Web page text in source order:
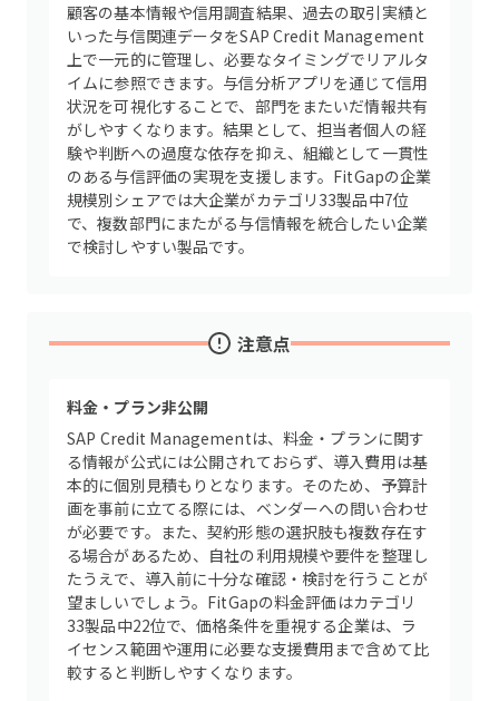
顧客の基本情報や信用調査結果、過去の取引実績と
いった与信関連データをSAP Credit Management
上で一元的に管理し、必要なタイミングでリアルタ
イムに参照できます。与信分析アプリを通じて信用
状況を可視化することで、部門をまたいだ情報共有
がしやすくなります。結果として、担当者個人の経
験や判断への過度な依存を抑え、組織として一貫性
のある与信評価の実現を支援します。FitGapの企業
規模別シェアでは大企業がカテゴリ33製品中7位
で、複数部門にまたがる与信情報を統合したい企業
で検討しやすい製品です。
注意点
料金・プラン非公開
SAP Credit Managementは、料金・プランに関す
る情報が公式には公開されておらず、導入費用は基
本的に個別見積もりとなります。そのため、予算計
画を事前に立てる際には、ベンダーへの問い合わせ
が必要です。また、契約形態の選択肢も複数存在す
る場合があるため、自社の利用規模や要件を整理し
たうえで、導入前に十分な確認・検討を行うことが
望ましいでしょう。FitGapの料金評価はカテゴリ
33製品中22位で、価格条件を重視する企業は、ラ
イセンス範囲や運用に必要な支援費用まで含めて比
較すると判断しやすくなります。